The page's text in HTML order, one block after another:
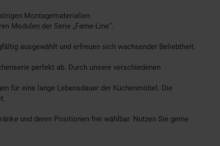
Montagematerialien.
Modulen der Serie „Fame-Line“.
ausgewählt und erfreuen sich wachsender Beliebtheit.
perfekt ab. Durch unsere verschiedenen
für eine lange Lebensdauer der Küchenmöbel. Die
und deren Positionen frei wählbar. Nutzen Sie gerne